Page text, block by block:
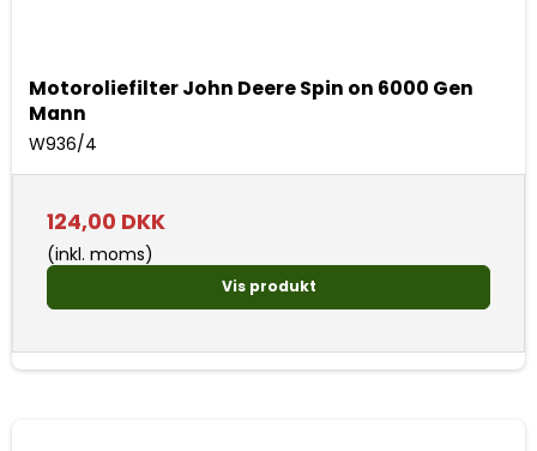
Motoroliefilter John Deere Spin on 6000 Gen
Mann
W936/4
124,00 DKK
(inkl. moms)
Vis produkt